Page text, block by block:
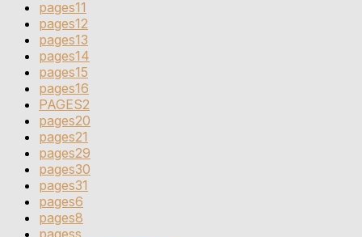
pages11
pages12
pages13
pages14
pages15
pages16
PAGES2
pages20
pages21
pages29
pages30
pages31
pages6
pages8
pagess